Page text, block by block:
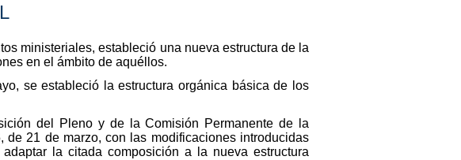
ministeriales, estableció una nueva estructura de la
en el ámbito de aquéllos.
se estableció la estructura orgánica básica de los
del Pleno y de la Comisión Permanente de la
21 de marzo, con las modificaciones introducidas
la citada composición a la nueva estructura